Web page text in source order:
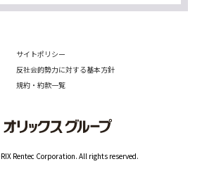
サイトポリシー
反社会的勢力に対する基本方針
規約・約款一覧
Rentec Corporation. All rights reserved.